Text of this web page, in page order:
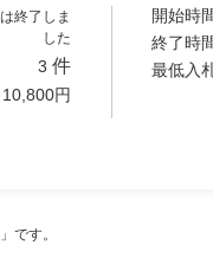
終了しま
した
3 件
10,800円
開始時
終了時
最低入
です。